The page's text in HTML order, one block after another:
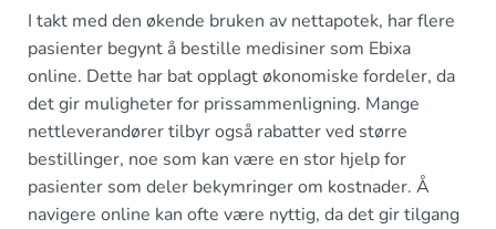
I takt med den økende bruken av nettapotek, har flere
pasienter begynt å bestille medisiner som Ebixa
online. Dette har bat opplagt økonomiske fordeler, da
det gir muligheter for prissammenligning. Mange
nettleverandører tilbyr også rabatter ved større
bestillinger, noe som kan være en stor hjelp for
pasienter som deler bekymringer om kostnader. Å
navigere online kan ofte være nyttig, da det gir tilgang